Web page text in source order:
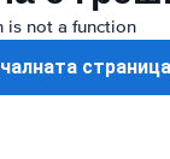
is not a function
страница